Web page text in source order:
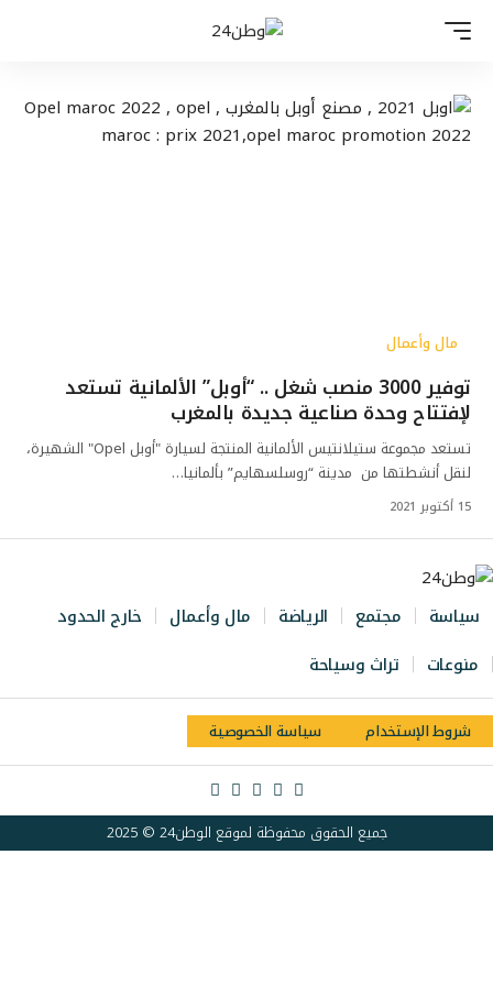
مال وأعمال
توفير 3000 منصب شغل .. “أوبل” الألمانية تستعد
لإفتتاح وحدة صناعية جديدة بالمغرب
تستعد مجموعة ستيلانتيس الألمانية المنتجة لسيارة "أوبل Opel" الشهيرة،
لنقل أنشطتها من مدينة “روسلسهايم” بألمانيا…
15 أكتوبر 2021
سياسة مجتمع الرياضة مال وأعمال
خارج الحدود
منوعات
تراث وسياحة
شروط الإستخدام سياسة الخصوصية
جميع الحقوق محفوظة لموقع الوطن24 © 2025